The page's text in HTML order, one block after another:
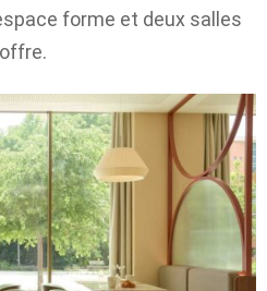
forme et deux salles